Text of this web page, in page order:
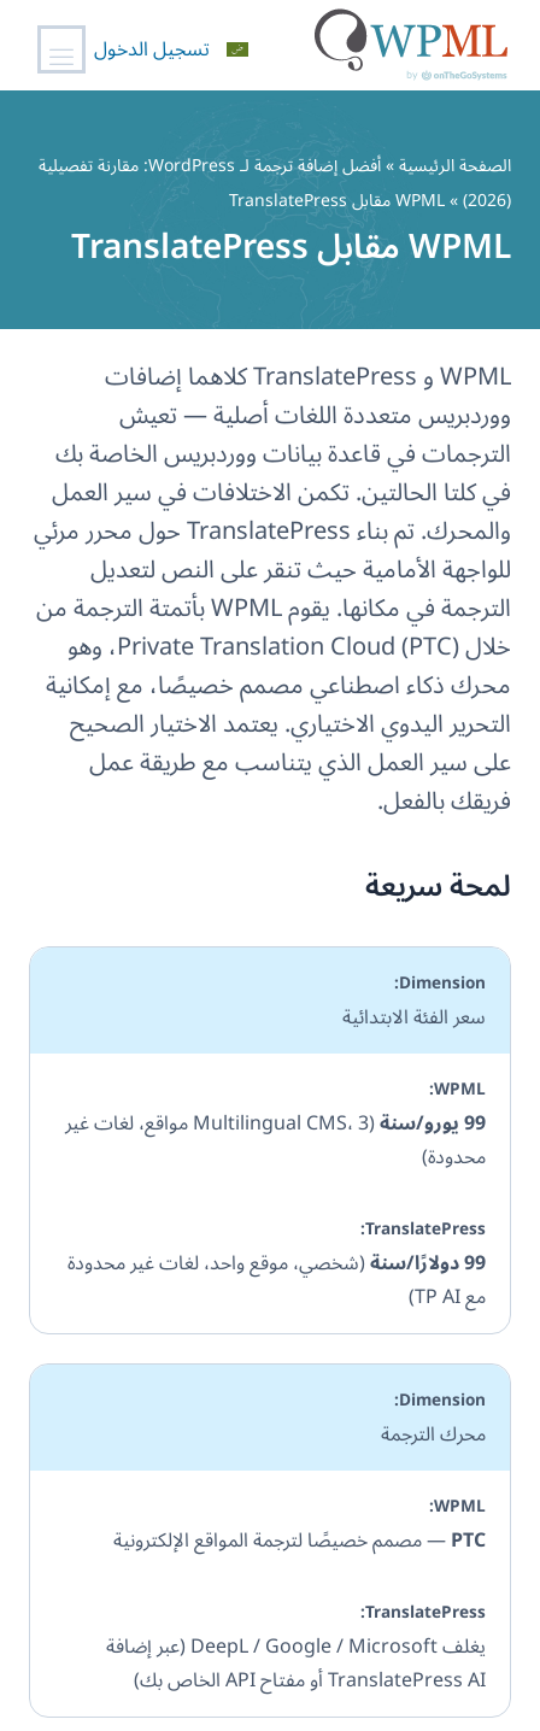
المحتوى
تسجيل الدخول
الصفحة الرئيسية»
أفضل إضافة ترجمة لـ WordPress: مقارنة تفصيلية
(2026)
» WPML مقابل TranslatePress
WPML مقابل TranslatePress
WPML و TranslatePress كلاهما إضافات
ووردبريس متعددة اللغات أصلية — تعيش
الترجمات في قاعدة بيانات ووردبريس الخاصة بك
في كلتا الحالتين. تكمن الاختلافات في سير العمل
والمحرك. تم بناء TranslatePress حول محرر مرئي
للواجهة الأمامية حيث تنقر على النص لتعديل
الترجمة في مكانها. يقوم WPML بأتمتة الترجمة من
خلال Private Translation Cloud (PTC)، وهو
محرك ذكاء اصطناعي مصمم خصيصًا، مع إمكانية
التحرير اليدوي الاختياري. يعتمد الاختيار الصحيح
على سير العمل الذي يتناسب مع طريقة عمل
فريقك بالفعل.
لمحة سريعة
سعر الفئة الابتدائية
99 يورو/سنة
(Multilingual CMS، 3 مواقع، لغات غير
محدودة)
99 دولارًا/سنة
(شخصي، موقع واحد، لغات غير محدودة
مع TP AI)
محرك الترجمة
PTC— مصمم خصيصًا لترجمة المواقع الإلكترونية
يغلف DeepL / Google / Microsoft (عبر إضافة
TranslatePress AI أو مفتاح API الخاص بك)